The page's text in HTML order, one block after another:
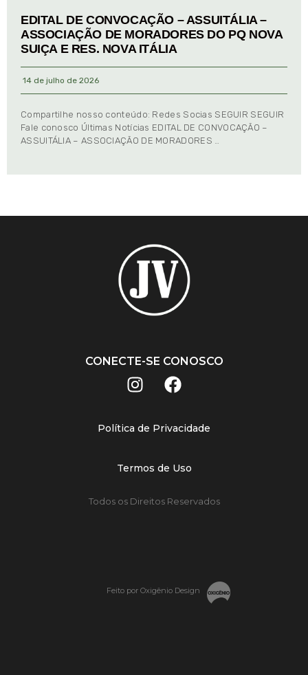
EDITAL DE CONVOCAÇÃO – ASSUITÁLIA –
ASSOCIAÇÃO DE MORADORES DO PQ NOVA
SUIÇA E RES. NOVA ITÁLIA
14 de julho de 2026
Compartilhe nosso conteúdo: Redes Socias SEGUIR SEGUIR
Fale conosco Últimas Notícias EDITAL DE CONVOCAÇÃO –
ASSUITÁLIA – ASSOCIAÇÃO DE MORADORES …
CONECTE-SE CONOSCO
Política de Privacidade
Termos de Uso
Todos os Direitos Reservados
Feito por Oxigênio Design